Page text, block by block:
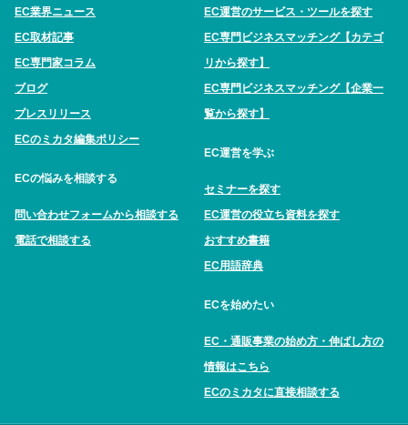
EC業界ニュース
EC取材記事
EC専門家コラム
ブログ
プレスリリース
ECのミカタ編集ポリシー
ECの悩みを相談する
問い合わせフォームから相談する
電話で相談する
EC運営のサービス・ツールを探す
EC専門ビジネスマッチング【カテゴ
リから探す】
EC専門ビジネスマッチング【企業一
覧から探す】
EC運営を学ぶ
セミナーを探す
EC運営の役立ち資料を探す
おすすめ書籍
EC用語辞典
ECを始めたい
EC・通販事業の始め方・伸ばし方の
情報はこちら
ECのミカタに直接相談する